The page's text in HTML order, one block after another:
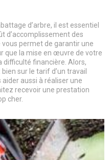
d’arbre, il est essentiel
d’accomplissement des
permet de garantir une
que la mise en œuvre de votre
difficulté financière. Alors,
sur le tarif d’un travail
aider aussi à réaliser une
recevoir une prestation
cher.